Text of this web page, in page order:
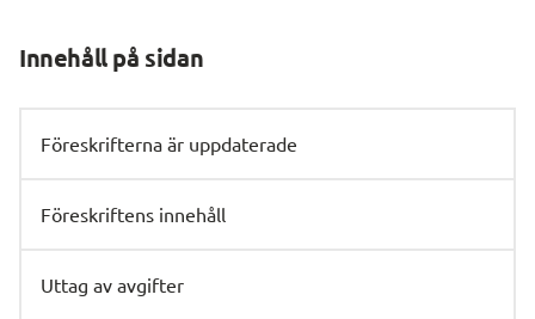
Innehåll på sidan
Föreskrifterna är uppdaterade
Föreskriftens innehåll
Uttag av avgifter